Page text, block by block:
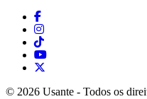
© 2026 Usante - Todos os